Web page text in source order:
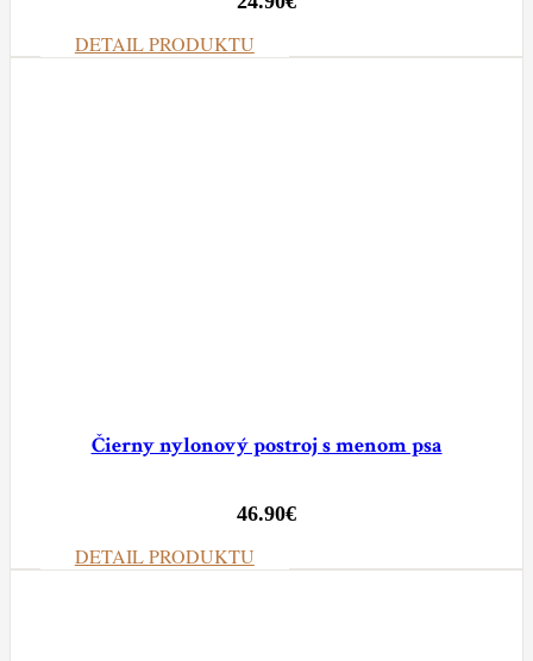
DETAIL PRODUKTU
Čierny nylonový postroj s menom psa
46.90€
DETAIL PRODUKTU